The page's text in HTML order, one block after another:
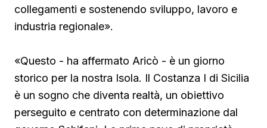
collegamenti e sostenendo sviluppo, lavoro e
industria regionale».
«Questo - ha affermato Aricò - è un giorno
storico per la nostra Isola. Il Costanza I di Sicilia
è un sogno che diventa realtà, un obiettivo
perseguito e centrato con determinazione dal